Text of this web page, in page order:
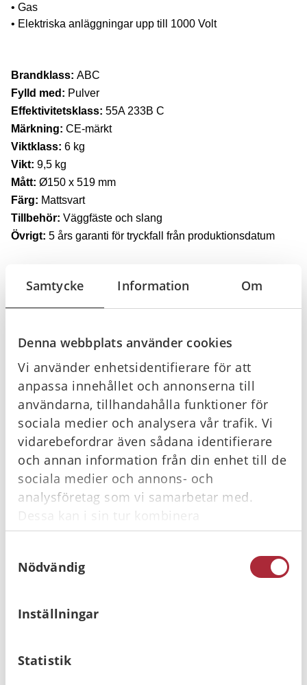
Samtycke Information Om
Denna webbplats använder cookies
Vi använder enhetsidentifierare för att
anpassa innehållet och annonserna till
användarna, tillhandahålla funktioner för
sociala medier och analysera vår trafik. Vi
vidarebefordrar även sådana identifierare
och annan information från din enhet till de
sociala medier och annons- och
analysföretag som vi samarbetar med.
Dessa kan i sin tur kombinera
informationen med annan information som
samlat in när du har använt deras tjänster.
Nödvändig
Inställningar
Statistik
• Gas
• Elektriska anläggningar upp till 1000 Volt
Brandklass: ABC
Fylld med: Pulver
Effektivitetsklass: 55A 233B C
Märkning: CE-märkt
Viktklass: 6 kg
Vikt: 9,5 kg
Mått: Ø150 x 519 mm
Färg: Mattsvart
Tillbehör: Väggfäste och slang
Övrigt: 5 års garanti för tryckfall från produktionsdatum
När du köper en solstickan brandsläckare så ingår
vid registrering senast 6 månader efter inköpsdatum.
Solstickan brandsläckare är producerade och
kvalitetssäkrade av Housegard, därför gäller Housegards
trygghetsgaranti även på alla brandsläckare från
Solstickan Design.
Offertförfrågan